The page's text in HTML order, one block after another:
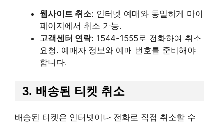
웹사이트 취소: 인터넷 예매와 동일하게 마이
페이지에서 취소 가능.
고객센터 연락: 1544-1555로 전화하여 취소
요청. 예매자 정보와 예매 번호를 준비해야
합니다.
3. 배송된 티켓 취소
배송된 티켓은 인터넷이나 전화로 직접 취소할 수